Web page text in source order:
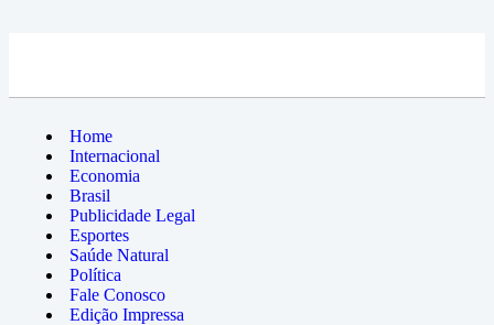
Home
Internacional
Economia
Brasil
Publicidade Legal
Esportes
Saúde Natural
Política
Fale Conosco
Edição Impressa